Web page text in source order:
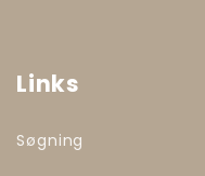
Links
Søgning